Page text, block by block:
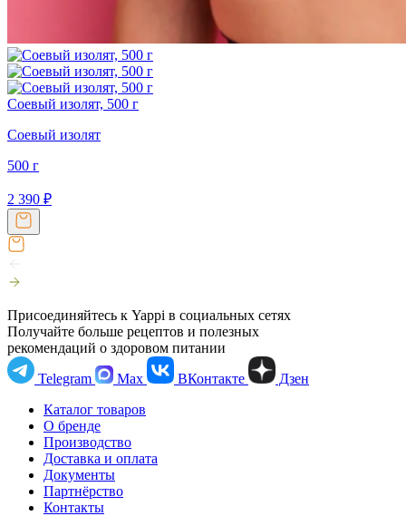
Соевый изолят, 500 г
Соевый изолят
500 г
2 390 ₽
Присоединяйтесь к Yappi в социальных сетях
Получайте больше рецептов и полезных
рекомендаций о здоровом питании
Telegram
Max ВКонтакте
Дзен
Каталог товаров
О бренде
Производство
Доставка и оплата
Документы
Партнёрство
Контакты